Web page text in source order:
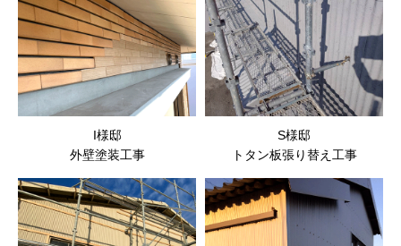
I様邸
外壁塗装工事
S様邸
トタン板張り替え工事